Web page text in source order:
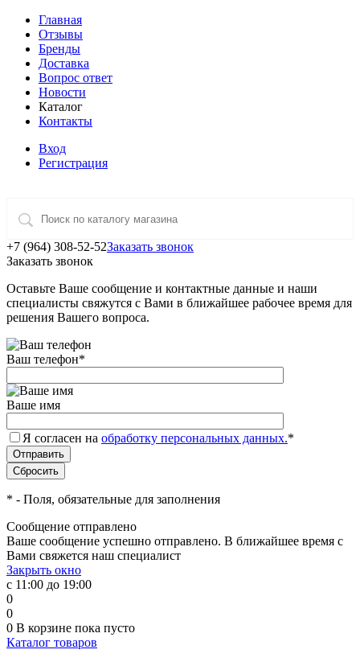
Главная
Отзывы
Бренды
Доставка
Вопрос ответ
Новости
Каталог
Контакты
Вход
Регистрация
+7 (964) 308-52-52Заказать звонок
Заказать звонок
Оставьте Ваше сообщение и контактные данные и наши
специалисты свяжутся с Вами в ближайшее рабочее время для
решения Вашего вопроса.
Ваш телефон*
Ваше имя
Я согласен на обработку персональных данных.*
* - Поля, обязательные для заполнения
Сообщение отправлено
Ваше сообщение успешно отправлено. В ближайшее время с
Вами свяжется наш специалист
Закрыть окно
с 11:00 до 19:00
0
0
0 В корзине пока пусто
Каталог товаров